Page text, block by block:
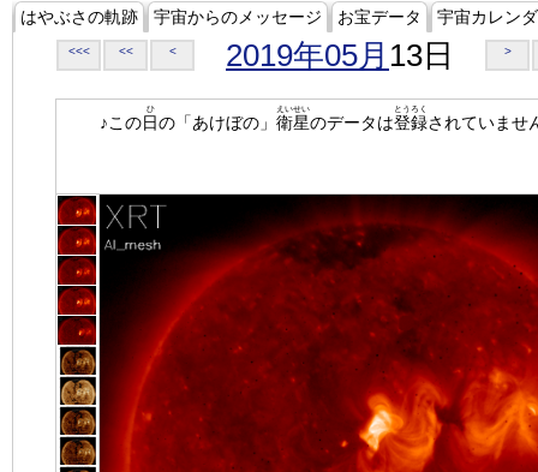
はやぶさの軌跡 宇宙からのメッセージ お宝データ 宇宙カレン
<<< << < 2019年05月 13日 >
♪この日
ひ
の「あけぼの」 衛星
えいせい
のデータは登録
とうろく
されていませ